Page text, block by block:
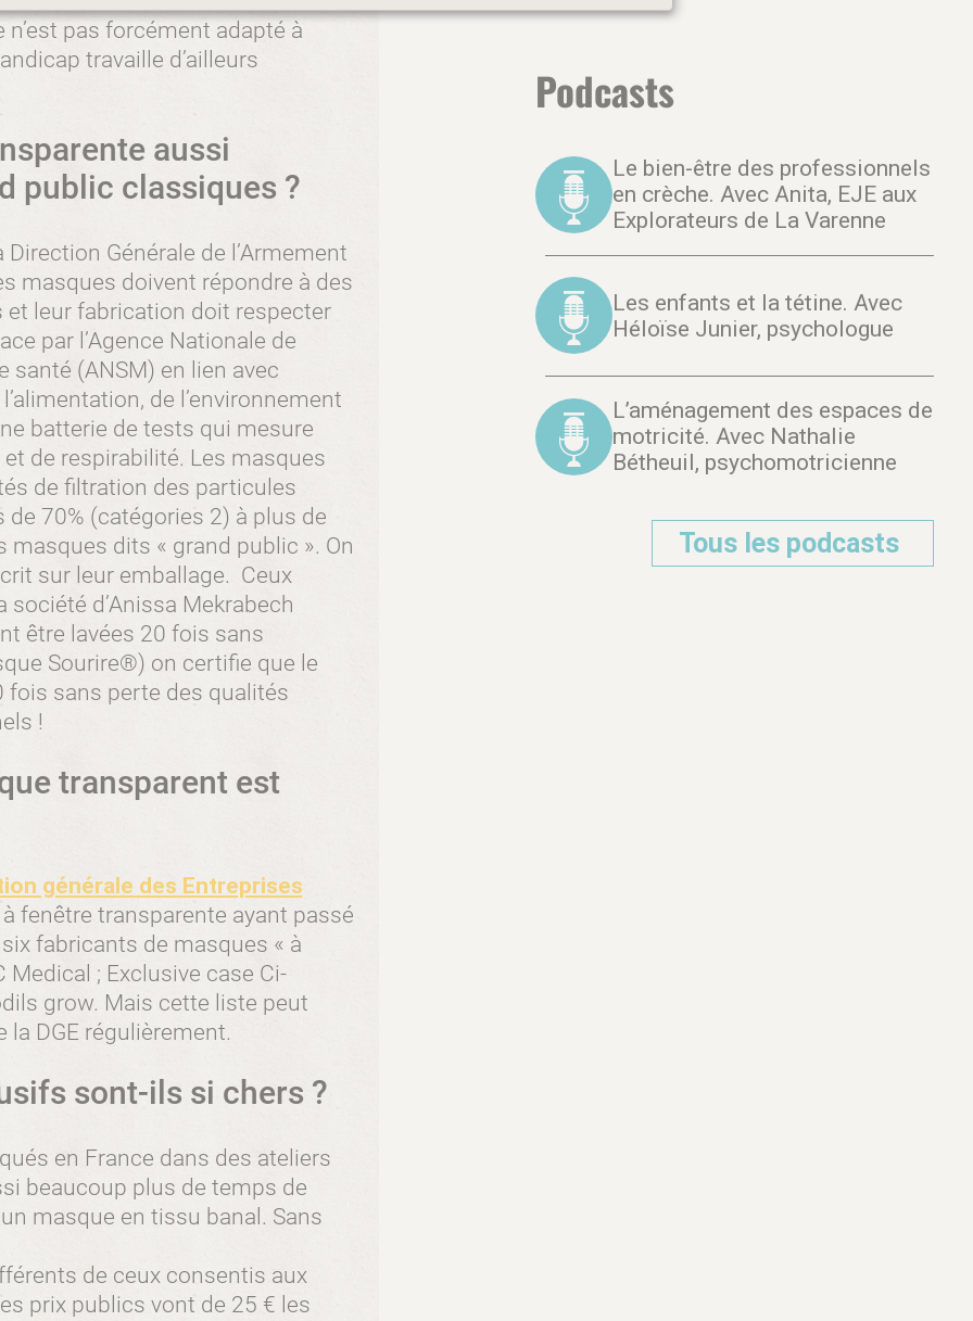
pas forcément adapté à
travaille d’ailleurs
aussi
public classiques ?
Générale de l’Armement
masques doivent répondre à des
leur fabrication doit respecter
par l’Agence Nationale de
(ANSM) en lien avec
de l’environnement
batterie de tests qui mesure
de respirabilité. Les masques
de filtration des particules
70% (catégories 2) à plus de
dits « grand public ». On
sur leur emballage. Ceux
d’Anissa Mekrabech
être lavées 20 fois sans
Sourire®) on certifie que le
fois sans perte des qualités
!
transparent est
générale des Entreprises
fenêtre transparente ayant passé
fabricants de masques « à
; Exclusive case Ci-
grow. Mais cette liste peut
la DGE régulièrement.
sont-ils si chers ?
en France dans des ateliers
beaucoup plus de temps de
masque en tissu banal. Sans
de ceux consentis aux
prix publics vont de 25 € les
Podcasts
Le bien-être des professionnels
en crèche. Avec Anita, EJE aux
Explorateurs de La Varenne
Les enfants et la tétine. Avec
Héloïse Junier, psychologue
L’aménagement des espaces de
motricité. Avec Nathalie
Bétheuil, psychomotricienne
Tous les podcasts